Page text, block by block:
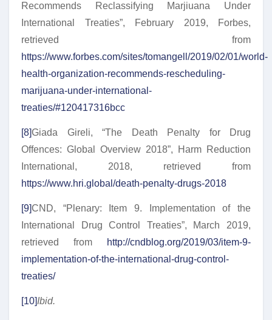
Recommends Reclassifying Marjiuana Under
International Treaties”, February 2019, Forbes,
retrieved from
https://www.forbes.com/sites/tomangell/2019/02/01/world-
health-organization-recommends-rescheduling-
marijuana-under-international-
treaties/#120417316bcc
[8]Giada Gireli, “The Death Penalty for Drug
Offences: Global Overview 2018”, Harm Reduction
International, 2018, retrieved from
https://www.hri.global/death-penalty-drugs-2018
[9]CND, “Plenary: Item 9. Implementation of the
International Drug Control Treaties”, March 2019,
retrieved from
http://cndblog.org/2019/03/item-9-
implementation-of-the-international-drug-control-
treaties/
[10]Ibid.